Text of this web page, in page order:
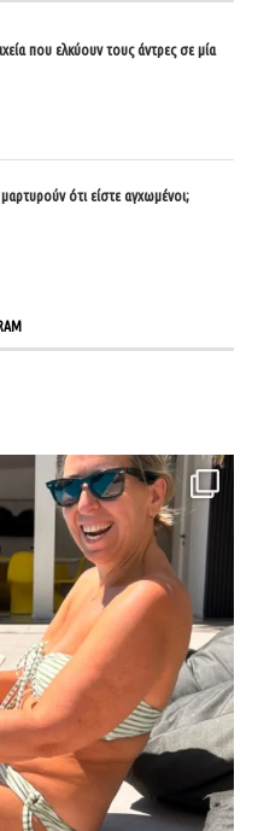
που ελκύουν τους άντρες σε μία
ότι είστε αγχωμένοι;